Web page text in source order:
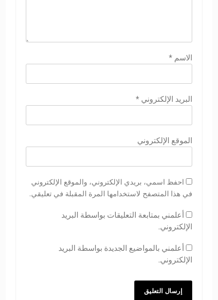
الاسم *
البريد الإلكتروني *
الموقع الإلكتروني
احفظ اسمي، بريدي الإلكتروني، والموقع الإلكتروني
في هذا المتصفح لاستخدامها المرة المقبلة في تعليقي.
أعلمني بمتابعة التعليقات بواسطة البريد
الإلكتروني.
أعلمني بالمواضيع الجديدة بواسطة البريد
الإلكتروني.